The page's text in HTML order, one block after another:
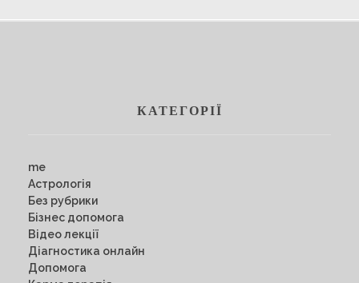
КАТЕГОРІЇ
me
Астрологія
Без рубрики
Бізнес допомога
Відео лекції
Діагностика онлайн
Допомога